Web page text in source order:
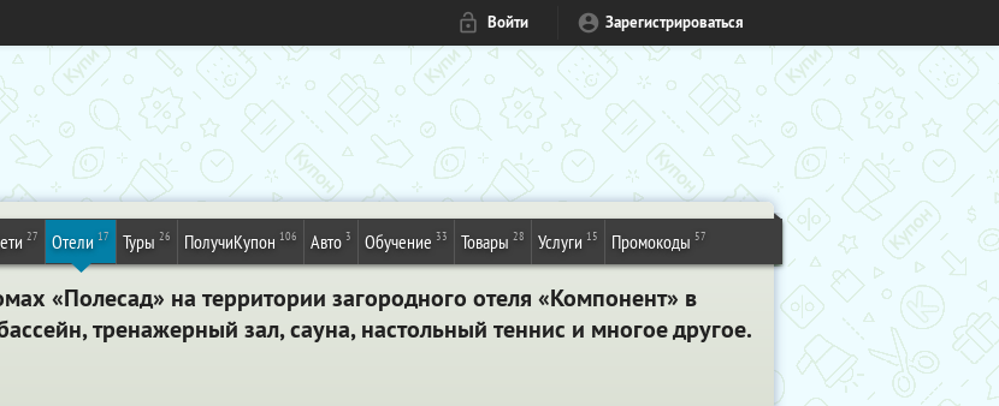
Войти Зарегистрироваться
27 Отели 17 Туры 26 ПолучиКупон 106 Авто 3 Обучение 33 Товары 28 Услуги 15 Промокоды 57
«Полесад» на территории загородного отеля «Компонент» в
тренажерный зал, сауна, настольный теннис и многое другое.